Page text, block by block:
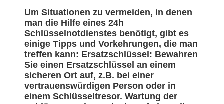
Um Situationen zu vermeiden, in denen
man die Hilfe eines 24h
Schlüsselnotdienstes benötigt, gibt es
einige Tipps und Vorkehrungen, die man
treffen kann: Ersatzschlüssel: Bewahren
Sie einen Ersatzschlüssel an einem
sicheren Ort auf, z.B. bei einer
vertrauenswürdigen Person oder in
einem Schlüsseltresor. Wartung der